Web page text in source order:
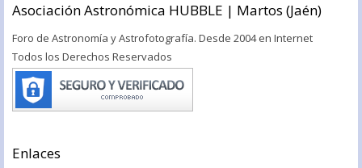
Asociación Astronómica HUBBLE | Martos (Jaén)
Foro de Astronomía y Astrofotografía. Desde 2004 en Internet
Todos los Derechos Reservados
Enlaces